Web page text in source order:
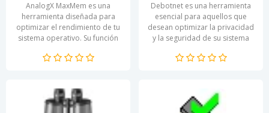
AnalogX MaxMem es una
herramienta diseñada para
optimizar el rendimiento de tu
sistema operativo. Su función
RAM que no está...
Debotnet es una herramienta
esencial para aquellos que
desean optimizar la privacidad
y la seguridad de su sistema
para ayudar a...